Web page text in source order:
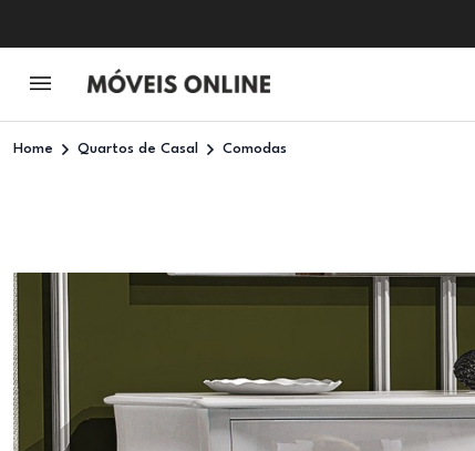
Home Quartos de Casal Comodas